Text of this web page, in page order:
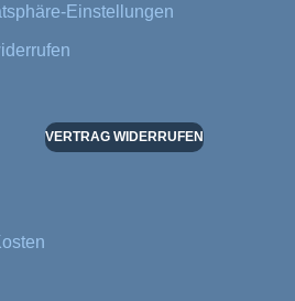
Einstellungen
VERTRAG WIDERRUFEN